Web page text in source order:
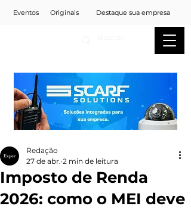
Eventos Originais Destaque sua empresa
Imposto de Renda
2026: como o MEI deve
Redação
27 de abr. 2 min de leitura